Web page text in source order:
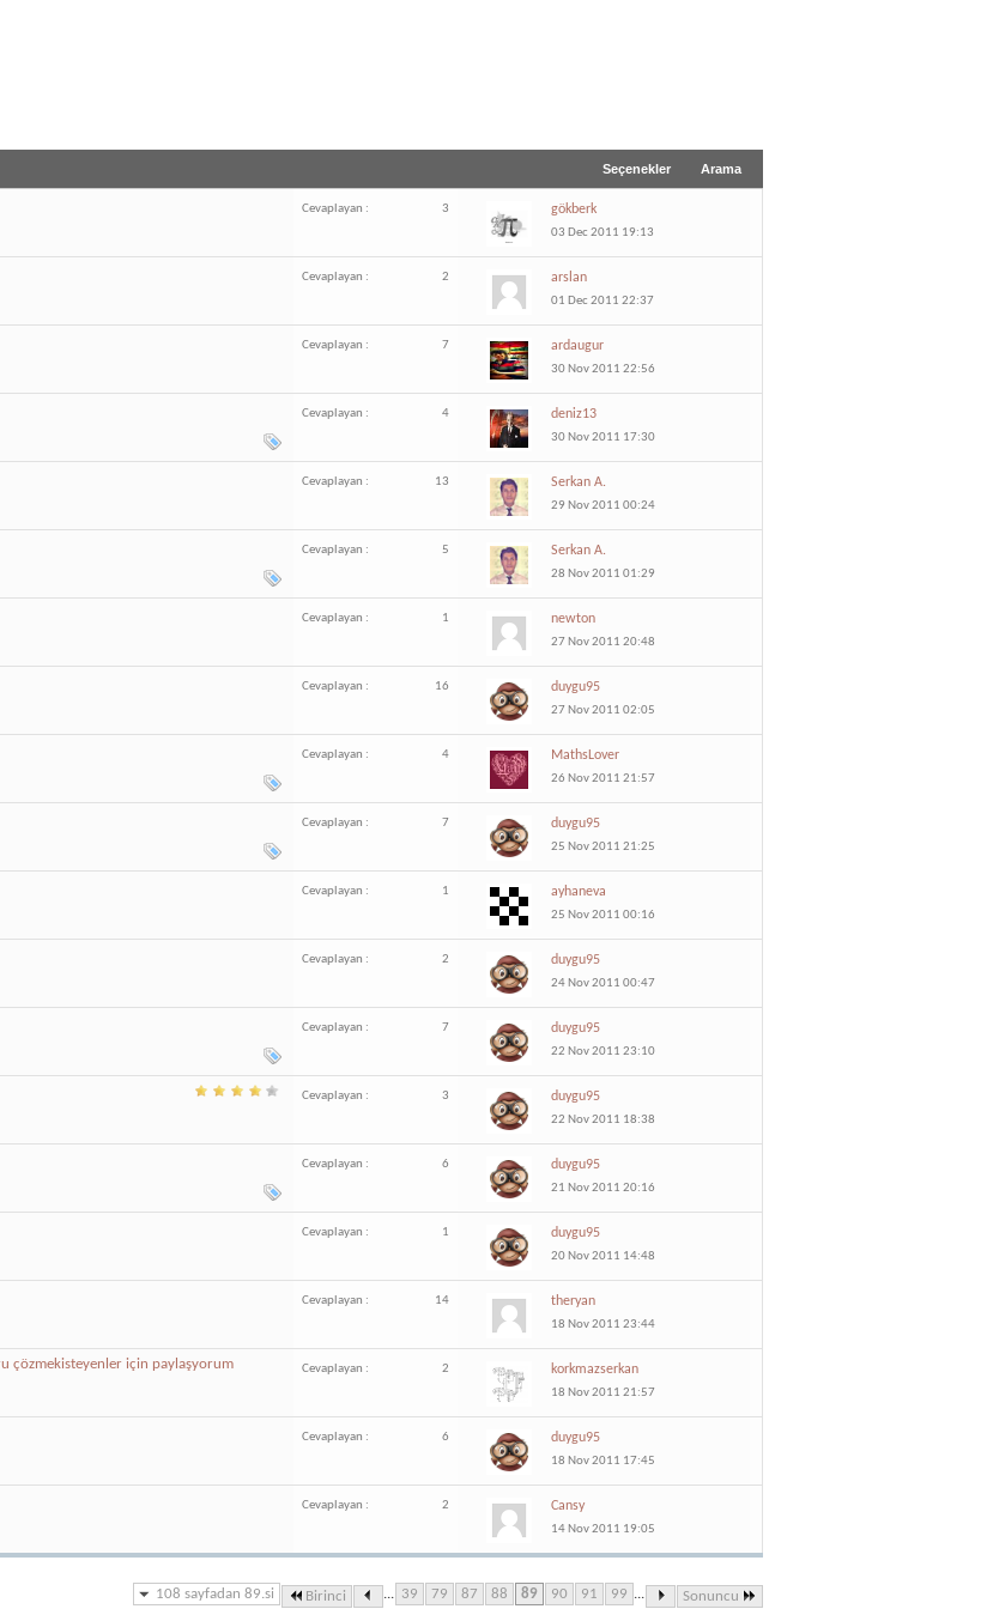
Seçenekler Arama
Cevaplayan : 3 gökberk
03 Dec 2011 19:13
Cevaplayan : 2 arslan
01 Dec 2011 22:37
Cevaplayan : 7 ardaugur
30 Nov 2011 22:56
Cevaplayan : 4 deniz13
30 Nov 2011 17:30
Cevaplayan : 13 Serkan A.
29 Nov 2011 00:24
Cevaplayan : 5 Serkan A.
28 Nov 2011 01:29
Cevaplayan : 1 newton
27 Nov 2011 20:48
Cevaplayan : 16 duygu95
27 Nov 2011 02:05
Cevaplayan : 4 MathsLover
26 Nov 2011 21:57
Cevaplayan : 7 duygu95
25 Nov 2011 21:25
Cevaplayan : 1 ayhaneva
25 Nov 2011 00:16
Cevaplayan : 2 duygu95
24 Nov 2011 00:47
Cevaplayan : 7 duygu95
22 Nov 2011 23:10
Cevaplayan : 3 duygu95
22 Nov 2011 18:38
Cevaplayan : 6 duygu95
21 Nov 2011 20:16
Cevaplayan : 1 duygu95
20 Nov 2011 14:48
Cevaplayan : 14 theryan
18 Nov 2011 23:44
çözmekisteyenler için paylaşyorum Cevaplayan : 2 korkmazserkan
18 Nov 2011 21:57
Cevaplayan : 6 duygu95
18 Nov 2011 17:45
Cevaplayan : 2 Cansy
14 Nov 2011 19:05
108 sayfadan 89.si Birinci ... 39 79 87 88 89 90 91 99 ... Sonuncu